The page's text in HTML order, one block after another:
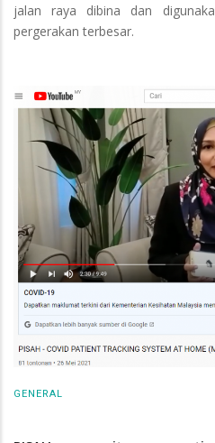
jalan raya dibina dan
pergerakan terbesar.
GENERAL